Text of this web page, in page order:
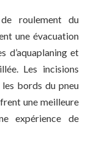
roulement du
une évacuation
d’aquaplaning et
Les incisions
bords du pneu
une meilleure
expérience de